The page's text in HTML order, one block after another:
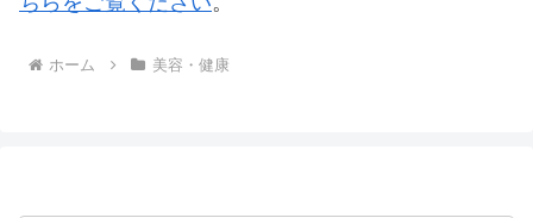
ホーム 美容・健康